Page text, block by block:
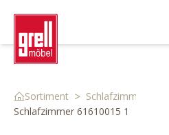
Sortiment > Schlafzimmer
Schlafzimmer 61610015 1